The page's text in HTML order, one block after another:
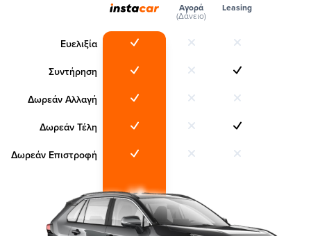
Ευελιξία
Συντήρηση
Δωρεάν Αλλαγή
Δωρεάν Τέλη
Δωρεάν Επιστροφή
Αγορά
(Δάνειο)
Leasing